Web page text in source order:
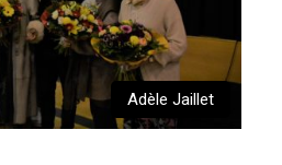
Adèle Jaillet